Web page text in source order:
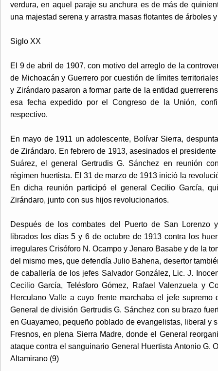
verdura, en aquel paraje su anchura es de más de
una majestad serena y arrastra masas flotantes de árboles
Siglo XX
El 9 de abril de 1907, con motivo del arreglo de la
de Michoacán y Guerrero por cuestión de límites
y Zirándaro pasaron a formar parte de la entidad
esa fecha expedido por el Congreso de la Unión,
respectivo.
En mayo de 1911 un adolescente, Bolívar Sierra,
de Zirándaro. En febrero de 1913, asesinados el
Suárez, el general Gertrudis G. Sánchez en reunión
régimen huertista. El 31 de marzo de 1913 inició la
En dicha reunión participó el general Cecilio García,
Zirándaro, junto con sus hijos revolucionarios.
Después de los combates del Puerto de San Lorenzo
librados los días 5 y 6 de octubre de 1913 contra los
irregulares Crisóforo N. Ocampo y Jenaro Basabe y de la
del mismo mes, que defendía Julio Bahena, desertor
de caballería de los jefes Salvador González, Lic. J.
Cecilio García, Telésforo Gómez, Rafael Valenzuela y
Herculano Valle a cuyo frente marchaba el jefe
General de división Gertrudis G. Sánchez con su brazo
en Guayameo, pequeño poblado de evangelistas, liberal y
Fresnos, en plena Sierra Madre, donde el General
ataque contra el sanguinario General Huertista Antonio G.
Altamirano (9)